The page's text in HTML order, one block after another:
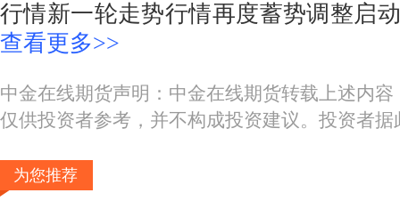
行情新一轮走势行情再度蓄势调整启
查看更多>>
中金在线期货声明：中金在线期货转载上述内
仅供投资者参考，并不构成投资建议。投资者
为您推荐